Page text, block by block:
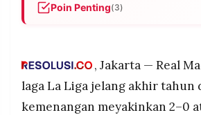
IKUTI
KAMI
Poin Penting(3)
Sevilla kesulitan setelah
orang di babak kedua,
, Jakarta — Real
laga La Liga jelang akhir tahun
kemenangan meyakinkan 2–0